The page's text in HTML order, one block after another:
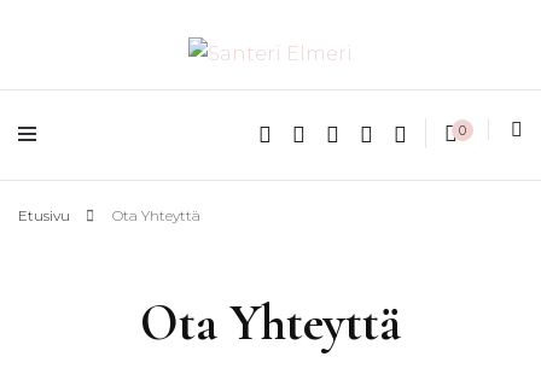
Santeri Elmeri
matkablogi reppureissau
0
Etusivu Ota Yhteyttä
Ota Yhteyttä